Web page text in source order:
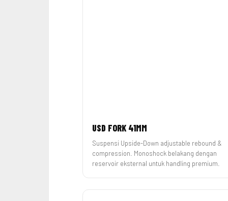
USD FORK 41MM
Suspensi Upside-Down adjustable rebound &
compression. Monoshock belakang dengan
reservoir eksternal untuk handling premium.